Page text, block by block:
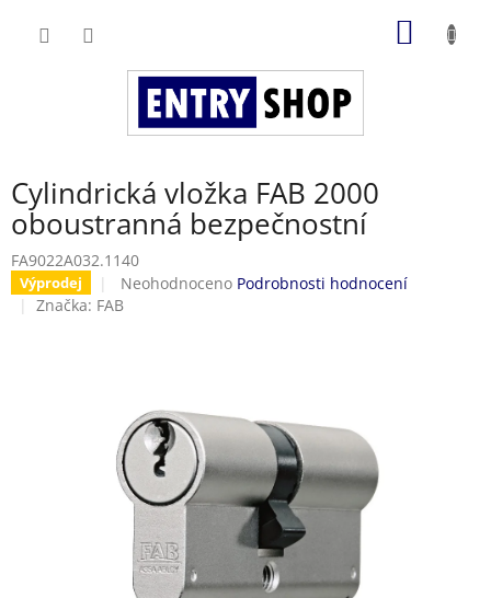
Cylindrická vložka FAB 2000
oboustranná bezpečnostní
FA9022A032.1140
Výprodej
Průměrné
hodnocení
hvězdiček.
Neohodnoceno Podrobnosti hodnocení
Značka: FAB